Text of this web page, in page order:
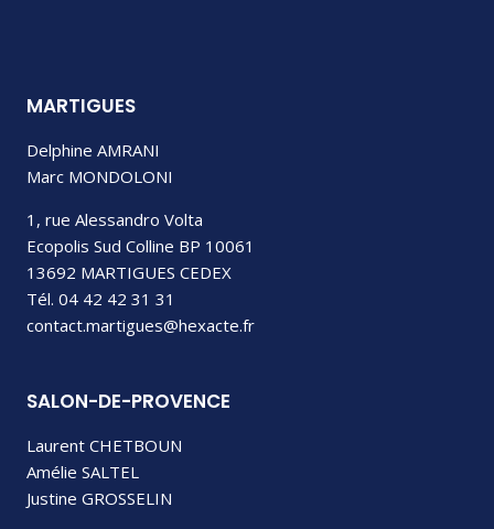
MARTIGUES
Delphine AMRANI
Marc MONDOLONI
1, rue Alessandro Volta
Ecopolis Sud Colline BP 10061
13692 MARTIGUES CEDEX
Tél. 04 42 42 31 31
contact.martigues@hexacte.fr
SALON-DE-PROVENCE
Laurent CHETBOUN
Amélie SALTEL
Justine GROSSELIN